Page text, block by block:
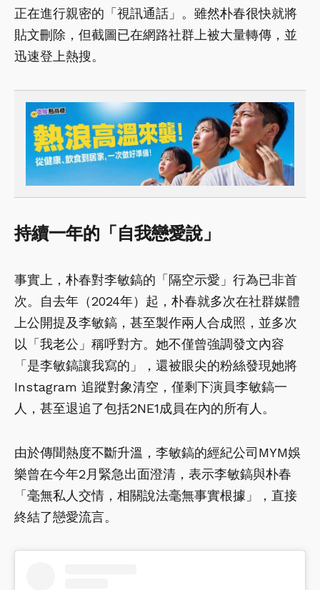
正在進行親密的「視訊通話」。雖然朴春很快就將
貼文刪除，但截圖已在網路社群上被大量轉傳，並
迅速登上熱搜。
持續一年的「自我戀愛說」
事實上，朴春對李敏鎬的「隔空示愛」行為已非首
次。自去年（2024年）起，朴春就多次在社群媒體
上公開提及李敏鎬，甚至製作兩人合成照，並多次
以「我老公」稱呼對方。她不僅曾強調發文內容
「是李敏鎬讓我寫的」，還被眼尖的粉絲發現她將
Instagram 追蹤對象清空，僅剩下演員李敏鎬一
人，甚至退追了包括2NE1成員在內的所有人。
由於傳聞熱度不斷升溫，李敏鎬的經紀公司MYM娛
樂曾在今年2月緊急出面澄清，表示李敏鎬與朴春
「毫無私人交情，相關說法毫無事實根據」，直接
終結了戀愛流言。